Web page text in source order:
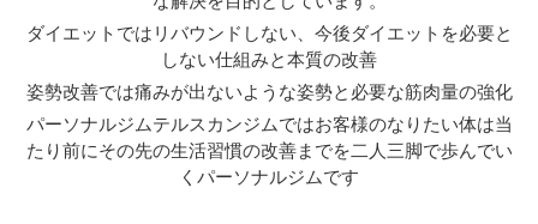
ダイエットではリバウンドしない、今後ダイエットを必要と
しない仕組みと本質の改善
姿勢改善では痛みが出ないような姿勢と必要な筋肉量の強化
パーソナルジムテルスカンジムではお客様のなりたい体は当
たり前にその先の生活習慣の改善までを二人三脚で歩んでい
くパーソナルジムです